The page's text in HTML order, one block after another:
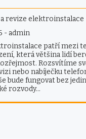
revize elektroinstalace
- admin
patří mezi
která většina lidí
Rozsvítíme
nebo nabíječku
bude fungovat bez
rozvody…